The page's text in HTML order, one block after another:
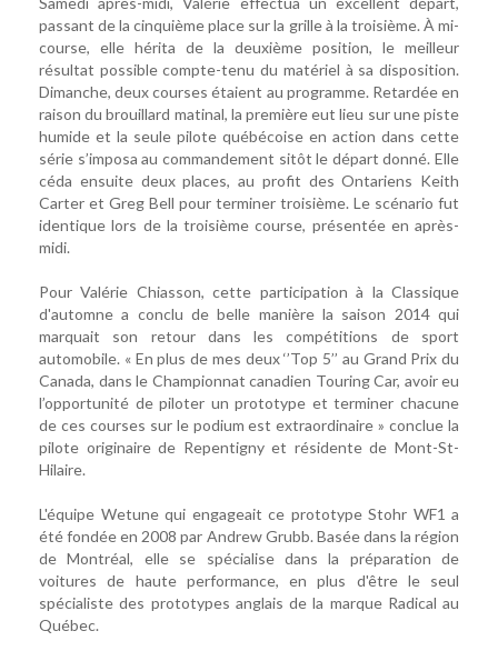
passant de la cinquième place sur la grille à la troisième. À mi-
course, elle hérita de la deuxième position, le meilleur
résultat possible compte-tenu du matériel à sa disposition.
Dimanche, deux courses étaient au programme. Retardée en
raison du brouillard matinal, la première eut lieu sur une piste
humide et la seule pilote québécoise en action dans cette
série s’imposa au commandement sitôt le départ donné. Elle
céda ensuite deux places, au profit des Ontariens Keith
Carter et Greg Bell pour terminer troisième. Le scénario fut
identique lors de la troisième course, présentée en après-
midi.
Pour Valérie Chiasson, cette participation à la Classique
d'automne a conclu de belle manière la saison 2014 qui
marquait son retour dans les compétitions de sport
automobile. « En plus de mes deux ‘’Top 5’’ au Grand Prix du
Canada, dans le Championnat canadien Touring Car, avoir eu
l’opportunité de piloter un prototype et terminer chacune
de ces courses sur le podium est extraordinaire » conclue la
pilote originaire de Repentigny et résidente de Mont-St-
Hilaire.
L'équipe Wetune qui engageait ce prototype Stohr WF1 a
été fondée en 2008 par Andrew Grubb. Basée dans la région
de Montréal, elle se spécialise dans la préparation de
voitures de haute performance, en plus d'être le seul
spécialiste des prototypes anglais de la marque Radical au
Québec.